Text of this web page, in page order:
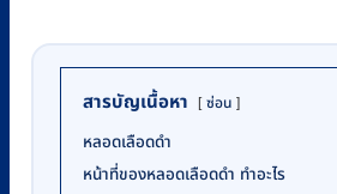
สารบัญเนื้อหา ซ่อน
หลอดเลือดดำ
หน้าที่ของหลอดเลือดดำ ทำอะไร